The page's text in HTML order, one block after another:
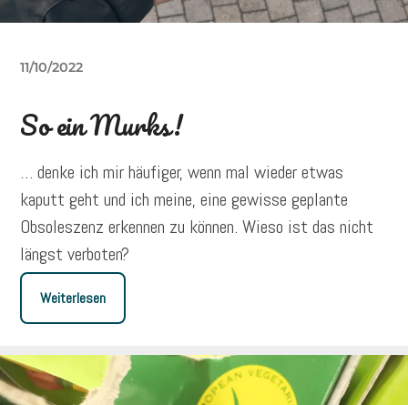
11/10/2022
So ein Murks!
… denke ich mir häufiger, wenn mal wieder etwas
kaputt geht und ich meine, eine gewisse geplante
Obsoleszenz erkennen zu können. Wieso ist das nicht
längst verboten?
Weiterlesen